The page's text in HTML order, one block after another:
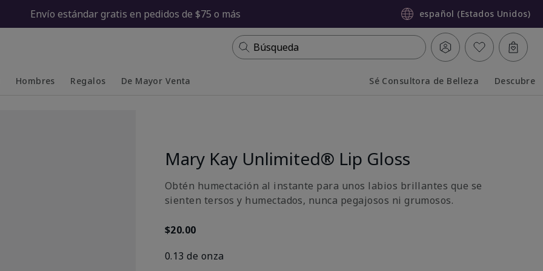
Envío estándar gratis en pedidos de $75 o más español (Estados Unidos)
Búsqueda
Hombres Regalos De Mayor Venta Sé Consultora de Belleza Descubre
Mary Kay Unlimited® Lip Gloss
Obtén humectación al instante para unos labios brillantes que se
sienten tersos y humectados, nunca pegajosos ni grumosos.
$20.00
0.13 de onza